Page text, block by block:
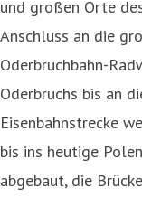
und großen Orte
Anschluss an die
Oderbruchbahn-
Oderbruchs bis an
Eisenbahnstrecke
bis ins heutige
abgebaut, die